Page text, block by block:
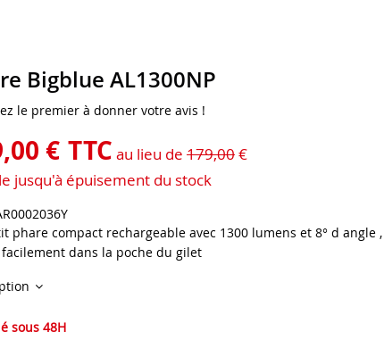
Bigblue AL1300NP
le premier à donner votre avis !
,00 € TTC au lieu de 179,00€
jusqu'à épuisement du stock
phare compact rechargeable avec 1300 lumens et 8° d angle
dans la poche du gilet
sous 48H